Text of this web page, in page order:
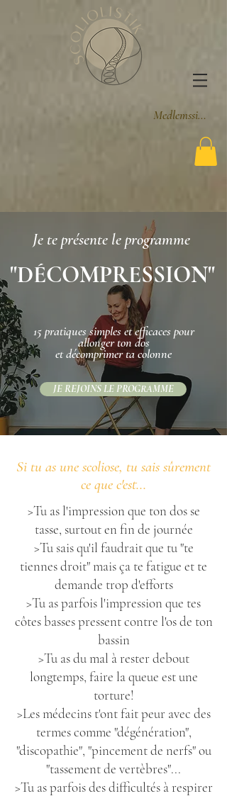
Medlemssider
Je te présente le programme
"DÉCOMPRESSION"
15 pratiques simples et efficaces pour
allonger ton dos
et décomprimer ta colonne
JE REJOINS LE PROGRAMME
Si tu as une scoliose, tu sais sûrement
ce que c'est...
>Tu as l'impression que ton dos se
tasse, surtout en fin de journée
>Tu sais qu'il faudrait que tu "te
tiennes droit" mais ça te fatigue et te
demande trop d'efforts
>Tu as parfois l'impression que tes
côtes basses pressent contre l'os de ton
bassin
>Tu as du mal à rester debout
longtemps, faire la queue est une
torture!
>Les médecins t'ont fait peur avec des
termes comme "dégénération",
"discopathie", "pincement de nerfs" ou
"tassement de vertèbres"...
>Tu as parfois des difficultés à respirer